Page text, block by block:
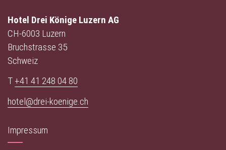
Hotel Drei Könige Luzern AG
CH-6003 Luzern
Bruchstrasse 35
Schweiz
T +41 41 248 04 80
hotel@drei-koenige.ch
Impressum